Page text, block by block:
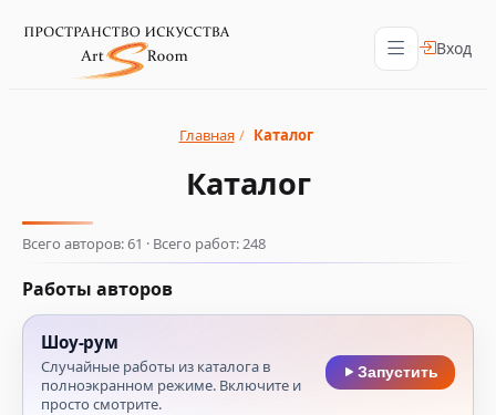
Вход
Главная / Каталог
Каталог
Всего авторов: 61 · Всего работ: 248
Работы авторов
Шоу‑рум
Случайные работы из каталога в
полноэкранном режиме. Включите и
просто смотрите.
Запустить